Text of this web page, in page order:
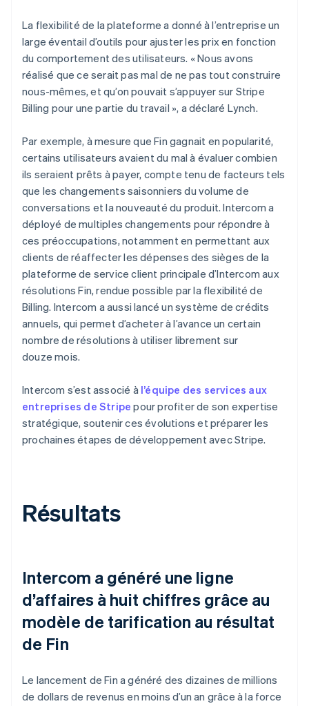
La flexibilité de la plateforme a donné à l’entreprise un
large éventail d’outils pour ajuster les prix en fonction
du comportement des utilisateurs. « Nous avons
réalisé que ce serait pas mal de ne pas tout construire
nous-mêmes, et qu’on pouvait s’appuyer sur Stripe
Billing pour une partie du travail », a déclaré Lynch.
Par exemple, à mesure que Fin gagnait en popularité,
certains utilisateurs avaient du mal à évaluer combien
ils seraient prêts à payer, compte tenu de facteurs tels
que les changements saisonniers du volume de
conversations et la nouveauté du produit. Intercom a
déployé de multiples changements pour répondre à
ces préoccupations, notamment en permettant aux
clients de réaffecter les dépenses des sièges de la
plateforme de service client principale d’Intercom aux
résolutions Fin, rendue possible par la flexibilité de
Billing. Intercom a aussi lancé un système de crédits
annuels, qui permet d’acheter à l’avance un certain
nombre de résolutions à utiliser librement sur
douze mois.
Intercom s’est associé à l’équipe des services aux
entreprises de Stripe pour profiter de son expertise
stratégique, soutenir ces évolutions et préparer les
prochaines étapes de développement avec Stripe.
Résultats
Intercom a généré une ligne
d’affaires à huit chiffres grâce au
modèle de tarification au résultat
de Fin
Le lancement de Fin a généré des dizaines de millions
de dollars de revenus en moins d’un an grâce à la force